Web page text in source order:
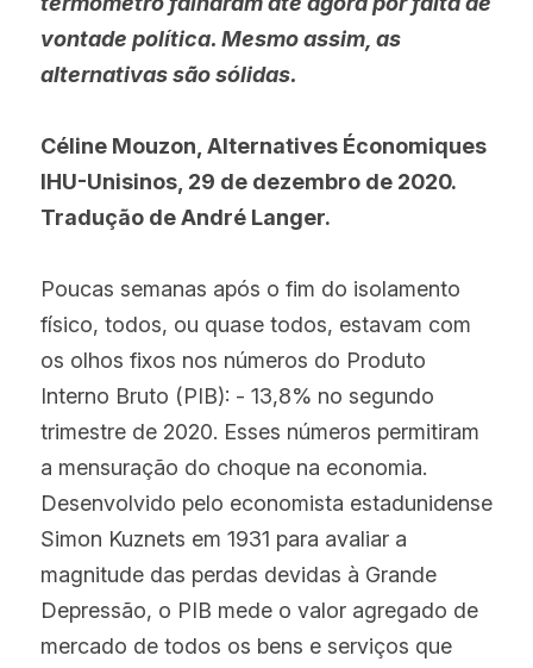
vontade política. Mesmo assim, as
alternativas são sólidas.
Céline Mouzon, Alternatives Économiques
IHU-Unisinos, 29 de dezembro de 2020.
Tradução de André Langer.
Poucas semanas após o fim do isolamento
físico, todos, ou quase todos, estavam com
os olhos fixos nos números do Produto
Interno Bruto (PIB): - 13,8% no segundo
trimestre de 2020. Esses números permitiram
a mensuração do choque na economia.
Desenvolvido pelo economista estadunidense
Simon Kuznets em 1931 para avaliar a
magnitude das perdas devidas à Grande
Depressão, o PIB mede o valor agregado de
mercado de todos os bens e serviços que